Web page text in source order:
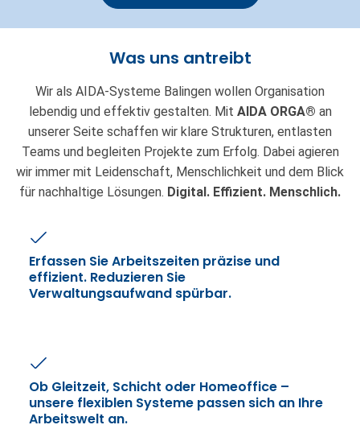
Was uns antreibt
Wir als AIDA-Systeme Balingen wollen Organisation
lebendig und effektiv gestalten. Mit AIDA ORGA® an
unserer Seite schaffen wir klare Strukturen, entlasten
Teams und begleiten Projekte zum Erfolg. Dabei agieren
wir immer mit Leidenschaft, Menschlichkeit und dem Blick
für nachhaltige Lösungen. Digital. Effizient. Menschlich.
Erfassen Sie Arbeitszeiten präzise und
effizient. Reduzieren Sie
Verwaltungsaufwand spürbar.
Ob Gleitzeit, Schicht oder Homeoffice –
unsere flexiblen Systeme passen sich an Ihre
Arbeitswelt an.